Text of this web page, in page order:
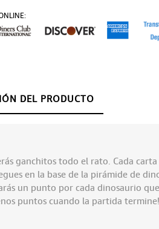
DEL PRODUCTO
ganchitos todo el rato. Cada
en la base de la pirámide de
un punto por cada dinosaurio
puntos cuando la partida